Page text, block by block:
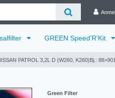
GREEN Speed'R'Kit
PATROL 3,2L D (W260, K260)Bj.:
Green Filter